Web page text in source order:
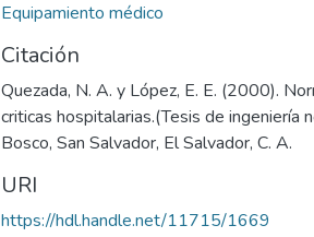
Equipamiento médico
Citación
Quezada, N. A. y López, E. E. (2000).
criticas hospitalarias.(Tesis de ingeniería
Bosco, San Salvador, El Salvador, C. A.
URI
https://hdl.handle.net/11715/1669